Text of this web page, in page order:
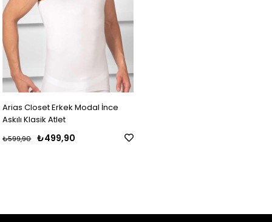
Arias Closet Erkek Modal İnce
Askılı Klasik Atlet
₺499,90
₺599,90